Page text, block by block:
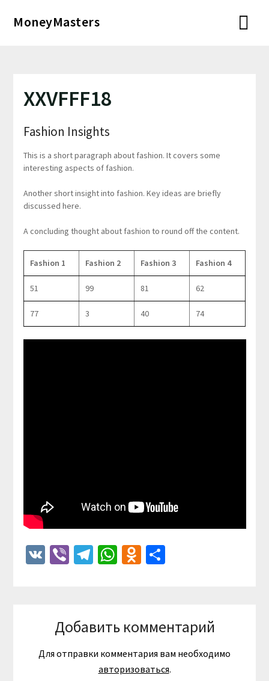
MoneyMasters
XXVFFF18
Fashion Insights
This is a short paragraph about fashion. It covers some
interesting aspects of fashion.
Another short insight into fashion. Key ideas are briefly
discussed here.
A concluding thought about fashion to round off the content.
Fashion 1 Fashion 2 Fashion 3 Fashion 4
51 99 81 62
77 3 40 74
VKViberTelegram
WhatsApp
Odnoklassniki
Отправить
Добавить комментарий
Для отправки комментария вам необходимо
авторизоваться.